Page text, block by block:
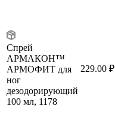
Спрей
АРМАКОН™
АРМОФИТ для
ног
дезодорирующий
100 мл, 1178
229.00 ₽